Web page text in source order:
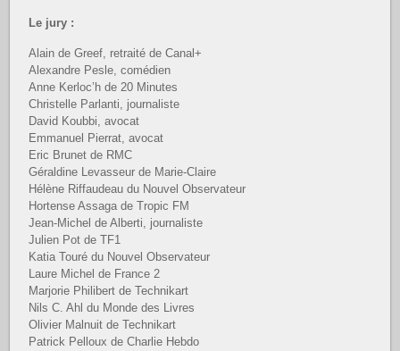
Le jury :
Alain de Greef, retraité de Canal+
Alexandre Pesle, comédien
Anne Kerloc’h de 20 Minutes
Christelle Parlanti, journaliste
David Koubbi, avocat
Emmanuel Pierrat, avocat
Eric Brunet de RMC
Géraldine Levasseur de Marie-Claire
Hélène Riffaudeau du Nouvel Observateur
Hortense Assaga de Tropic FM
Jean-Michel de Alberti, journaliste
Julien Pot de TF1
Katia Touré du Nouvel Observateur
Laure Michel de France 2
Marjorie Philibert de Technikart
Nils C. Ahl du Monde des Livres
Olivier Malnuit de Technikart
Patrick Pelloux de Charlie Hebdo